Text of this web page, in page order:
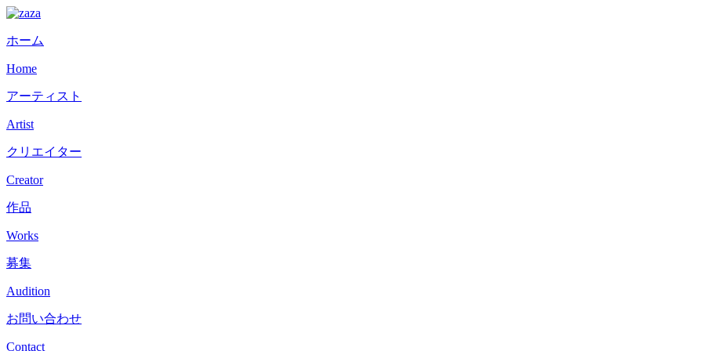
ホーム
Home
アーティスト
Artist
クリエイター
Creator
作品
Works
募集
Audition
お問い合わせ
Contact